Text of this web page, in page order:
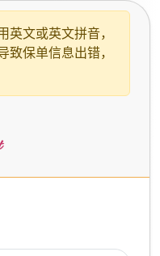
英文或英文拼音，
致保单信息出错，